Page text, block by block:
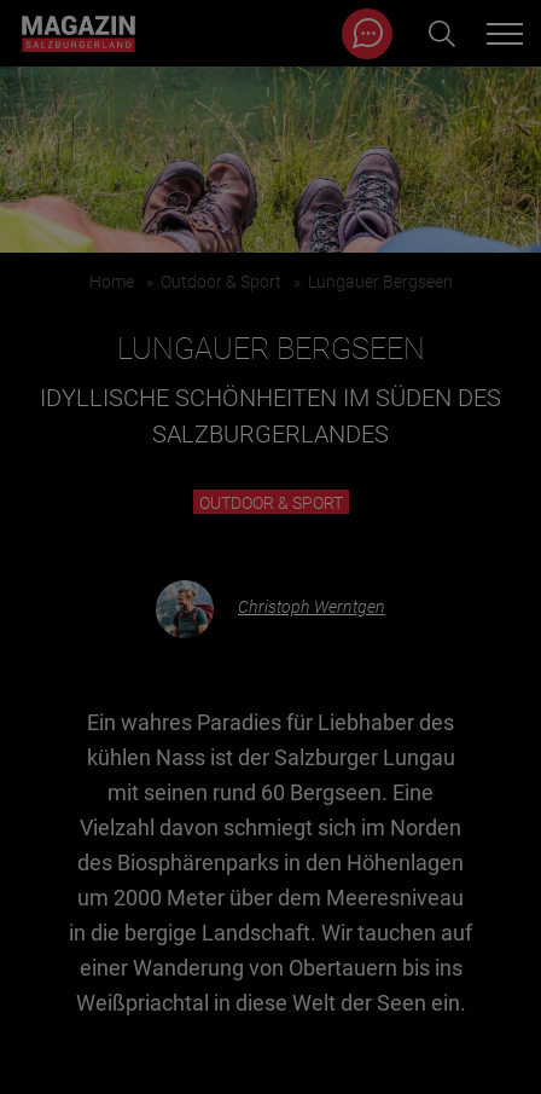
Zum Inhalt springen
BEITRÄGE IN MEINER NÄHE
Nachhaltigkeit
Kunst & Kultur
Brauchtum
Hotel & Reise
Magazin durchsuchen...
Home » Outdoor & Sport » Lungauer Bergseen
LUNGAUER BERGSEEN
IDYLLISCHE SCHÖNHEITEN IM SÜDEN DES
SALZBURGERLANDES
OUTDOOR & SPORT
Christoph Werntgen
Ein wahres Paradies für Liebhaber des
kühlen Nass ist der Salzburger Lungau
mit seinen rund 60 Bergseen. Eine
Vielzahl davon schmiegt sich im Norden
des Biosphärenparks in den Höhenlagen
um 2000 Meter über dem Meeresniveau
in die bergige Landschaft. Wir tauchen auf
einer Wanderung von Obertauern bis ins
Weißpriachtal in diese Welt der Seen ein.